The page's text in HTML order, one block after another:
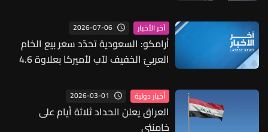
آخر الأخبار 2026-07-06
أرامكو: السعودية تحدّد سعر بيع الخام
العربيّ الخفيف لآب لأميركا بعلاوة 4.6
أخبار دولية 2026-03-01
العراق يعلن الحداد ثلاثة أيام على
خامنئي